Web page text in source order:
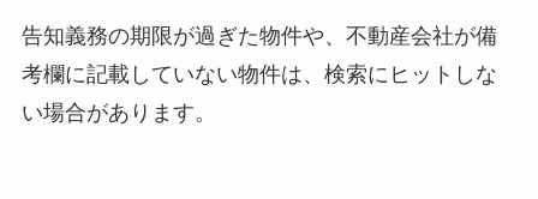
告知義務の期限が過ぎた物件や、不動産会社が備
考欄に記載していない物件は、検索にヒットしな
い場合があります。